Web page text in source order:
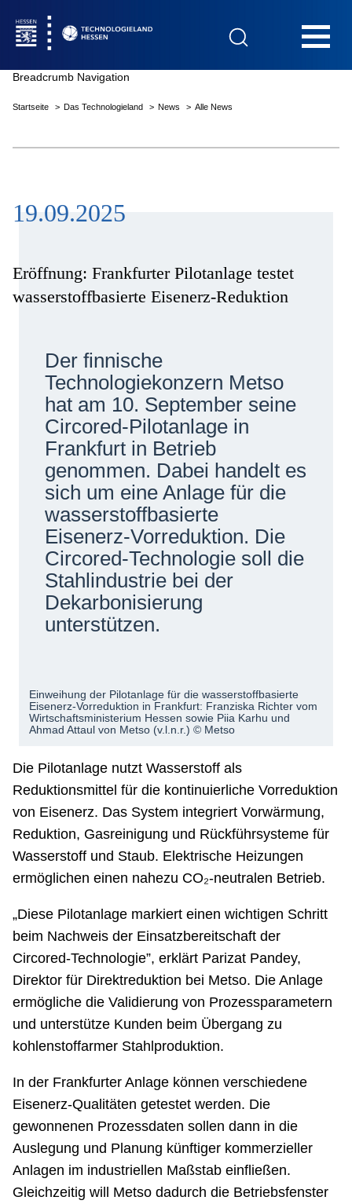
Das Technologieland
Innovationsfelder
Netzwerke
Breadcrumb Navigation
Startseite Das Technologieland News Alle News
19.09.2025
Eröffnung: Frankfurter Pilotanlage testet
wasserstoffbasierte Eisenerz-Reduktion
Der finnische
Technologiekonzern Metso
hat am 10. September seine
Circored-Pilotanlage in
Frankfurt in Betrieb
genommen. Dabei handelt es
sich um eine Anlage für die
wasserstoffbasierte
Eisenerz-Vorreduktion. Die
Circored-Technologie soll die
Stahlindustrie bei der
Dekarbonisierung
unterstützen.
Einweihung der Pilotanlage für die wasserstoffbasierte
Eisenerz-Vorreduktion in Frankfurt: Franziska Richter vom
Wirtschaftsministerium Hessen sowie Piia Karhu und
Ahmad Attaul von Metso (v.l.n.r.) © Metso
Die Pilotanlage nutzt Wasserstoff als
Reduktionsmittel für die kontinuierliche Vorreduktion
von Eisenerz. Das System integriert Vorwärmung,
Reduktion, Gasreinigung und Rückführsysteme für
Wasserstoff und Staub. Elektrische Heizungen
ermöglichen einen nahezu CO₂-neutralen Betrieb.
„Diese Pilotanlage markiert einen wichtigen Schritt
beim Nachweis der Einsatzbereitschaft der
Circored-Technologie”, erklärt Parizat Pandey,
Direktor für Direktreduktion bei Metso. Die Anlage
ermögliche die Validierung von Prozessparametern
und unterstütze Kunden beim Übergang zu
kohlenstoffarmer Stahlproduktion.
In der Frankfurter Anlage können verschiedene
Eisenerz-Qualitäten getestet werden. Die
gewonnenen Prozessdaten sollen dann in die
Auslegung und Planung künftiger kommerzieller
Anlagen im industriellen Maßstab einfließen.
Gleichzeitig will Metso dadurch die Betriebsfenster